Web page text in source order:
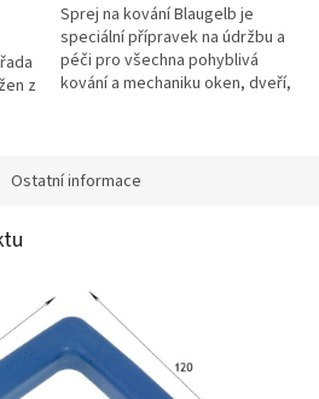
z
Sprej na kování Blaugelb je
speciální přípravek na údržbu a
péči pro všechna pohyblivá
kování a mechaniku oken, dveří,
Ostatní informace